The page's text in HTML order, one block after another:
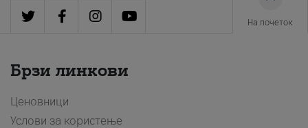
На почеток
Брзи линкови
Ценовници
Услови за користење